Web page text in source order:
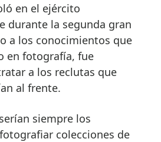
en el ejército
durante la segunda gran
a los conocimientos que
en fotografía, fue
a los reclutas que
al frente.
siempre los
colecciones de